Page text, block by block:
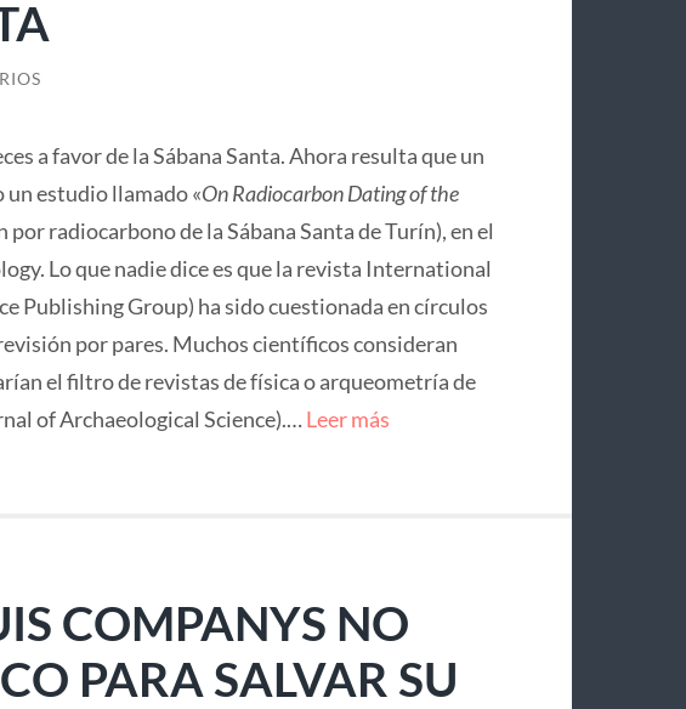
a favor de la Sábana Santa. Ahora resulta que un
estudio llamado «On Radiocarbon Dating of the
por radiocarbono de la Sábana Santa de Turín), en el
Lo que nadie dice es que la revista International
Publishing Group) ha sido cuestionada en círculos
por pares. Muchos científicos consideran
el filtro de revistas de física o arqueometría de
of Archaeological Science).…Leer más
COMPANYS NO
PARA SALVAR SU